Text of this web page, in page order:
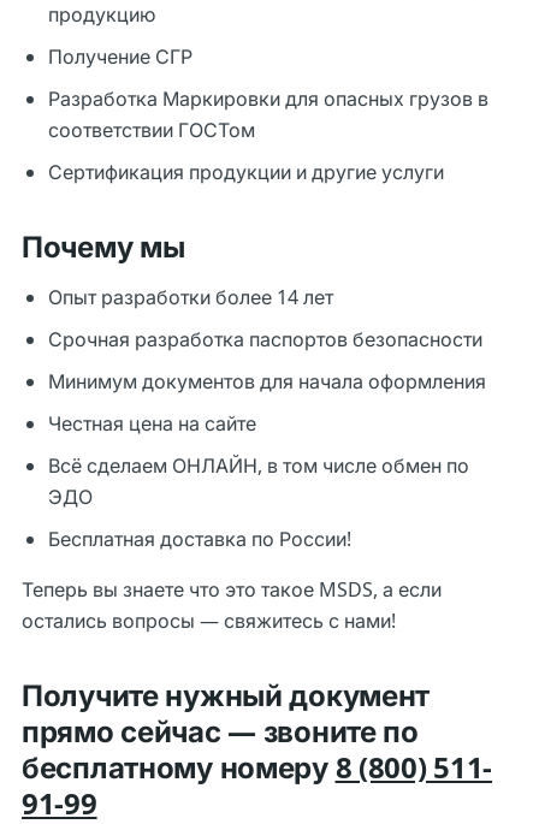
продукцию
Получение СГР
Разработка Маркировки для опасных грузов в
соответствии ГОСТом
Сертификация продукции и другие услуги
Почему мы
Опыт разработки более 14 лет
Срочная разработка паспортов безопасности
Минимум документов для начала оформления
Честная цена на сайте
Всё сделаем ОНЛАЙН, в том числе обмен по
ЭДО
Бесплатная доставка по России!
Теперь вы знаете что это такое MSDS, а если
остались вопросы — свяжитесь с нами!
Получите нужный документ
прямо сейчас — звоните по
бесплатному номеру8 (800) 511-
91-99